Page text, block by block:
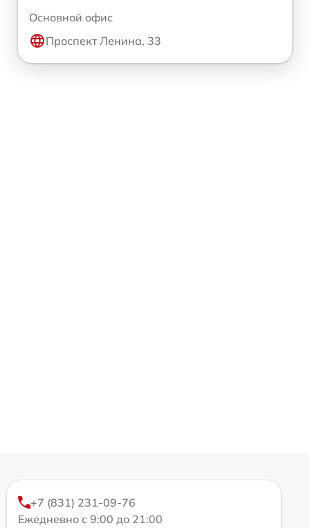
Основной офис
Проспект Ленина, 33
+7 (831) 231-09-76
Ежедневно с 9:00 до 21:00